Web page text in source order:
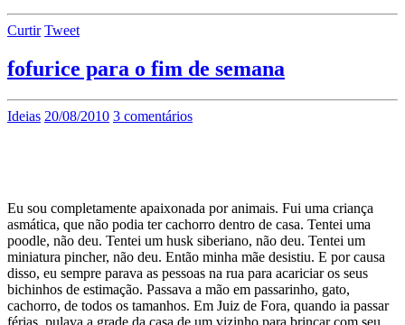
Curtir Tweet
fofurice para o fim de semana
Ideias 20/08/2010 3 comentários
Eu sou completamente apaixonada por animais. Fui uma criança
asmática, que não podia ter cachorro dentro de casa. Tentei uma
poodle, não deu. Tentei um husk siberiano, não deu. Tentei um
miniatura pincher, não deu. Então minha mãe desistiu. E por causa
disso, eu sempre parava as pessoas na rua para acariciar os seus
bichinhos de estimação. Passava a mão em passarinho, gato,
cachorro, de todos os tamanhos. Em Juiz de Fora, quando ia passar